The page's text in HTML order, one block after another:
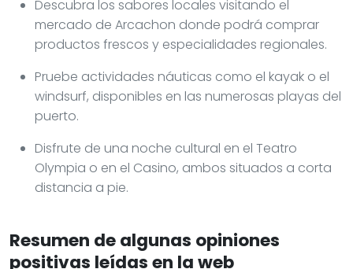
Descubra los sabores locales visitando el
mercado de Arcachon donde podrá comprar
productos frescos y especialidades regionales.
Pruebe actividades náuticas como el kayak o el
windsurf, disponibles en las numerosas playas del
puerto.
Disfrute de una noche cultural en el Teatro
Olympia o en el Casino, ambos situados a corta
distancia a pie.
Resumen de algunas opiniones
positivas leídas en la web